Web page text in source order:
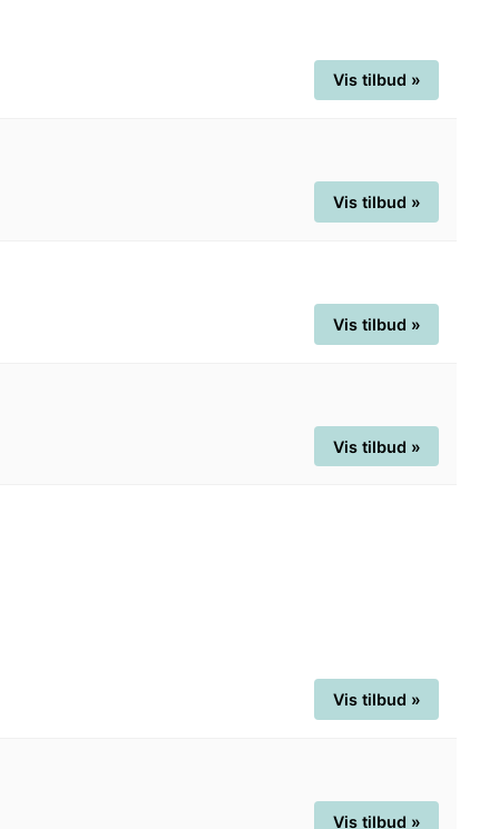
Vis tilbud »
Vis tilbud »
Vis tilbud »
Vis tilbud »
Vis tilbud »
Vis tilbud »